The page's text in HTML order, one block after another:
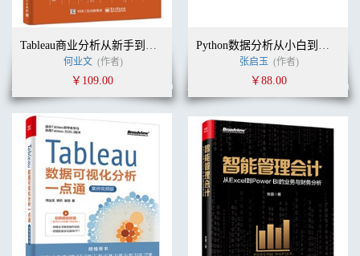
Tableau商业分析从新手到高手（视频版）
何业文 (作者)
￥109.00
Python数据分析从小白到专家
张启玉 (作者)
￥88.00